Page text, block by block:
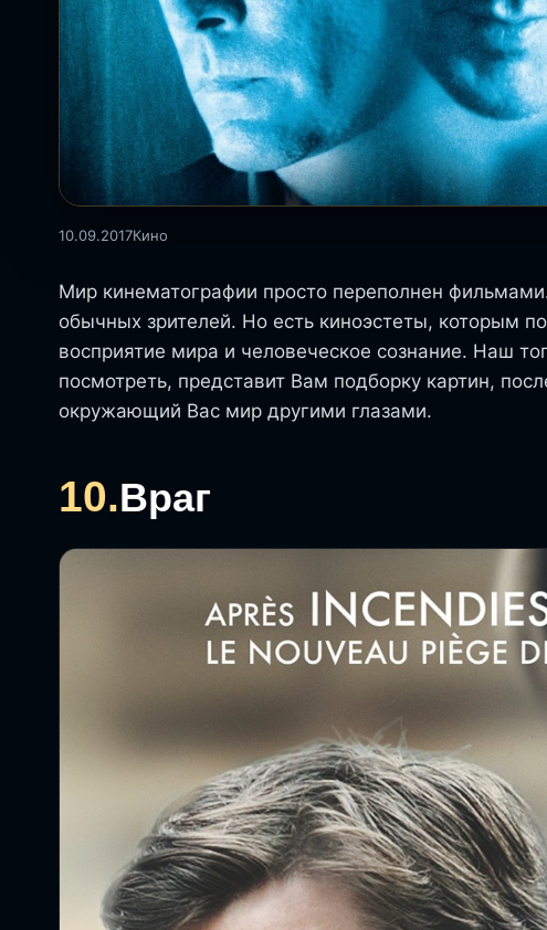
10.09.2017Кино
Мир кинематографии просто переполнен
обычных зрителей. Но есть киноэстеты, которым
восприятие мира и человеческое сознание. Наш
посмотреть, представит Вам подборку картин,
окружающий Вас мир другими глазами.
10.Враг